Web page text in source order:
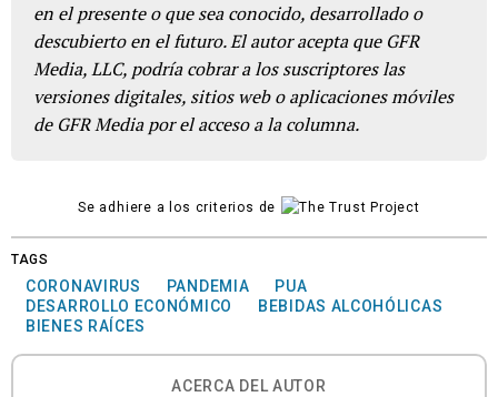
en el presente o que sea conocido, desarrollado o
descubierto en el futuro. El autor acepta que GFR
Media, LLC, podría cobrar a los suscriptores las
versiones digitales, sitios web o aplicaciones móviles
de GFR Media por el acceso a la columna.
Se adhiere a los criterios de
TAGS
CORONAVIRUS PANDEMIA
PUA
DESARROLLO ECONÓMICO
BEBIDAS ALCOHÓLICAS
BIENES RAÍCES
ACERCA DEL AUTOR